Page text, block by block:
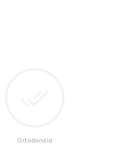
Ortodonzia